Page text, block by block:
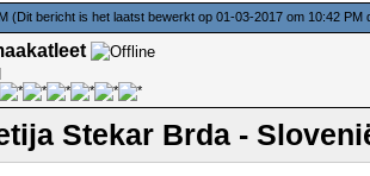
(Dit bericht is het laatst bewerkt op 01-03-2017 om 10:42 PM
Stekar Brda -